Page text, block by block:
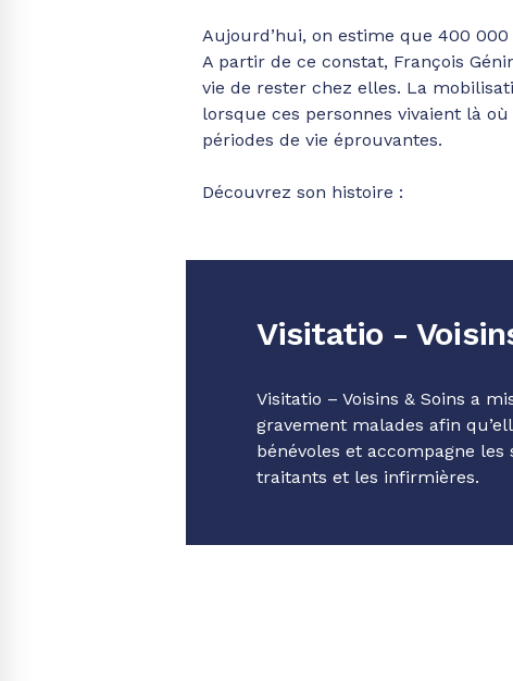
Aujourd’hui, on estime que 400
A partir de ce constat, François
vie de rester chez elles. La
lorsque ces personnes vivaient là
périodes de vie éprouvantes.
Découvrez son histoire :
Visitatio -
Visitatio – Voisins & Soins a
gravement malades afin
bénévoles et accompagne
traitants et les infirmières.